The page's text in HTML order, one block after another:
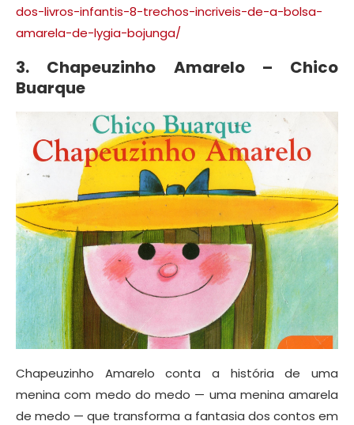
dos-livros-infantis-8-trechos-incriveis-de-a-bolsa-
amarela-de-lygia-bojunga/
3. Chapeuzinho Amarelo – Chico
Buarque
Chapeuzinho Amarelo conta a história de uma
menina com medo do medo — uma menina amarela
de medo — que transforma a fantasia dos contos em